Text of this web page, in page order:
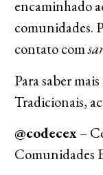
encaminhado
comunidades.
contato com
Para saber
Tradicionais,
@codecex–
Comunidades